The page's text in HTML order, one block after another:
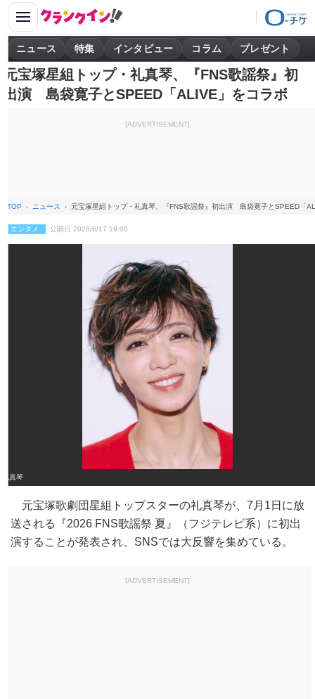
ニュース 特集 インタビュー コラム プレゼント
元宝塚星組トップ・礼真琴、『FNS歌謡祭』初
出演 島袋寛子とSPEED「ALIVE」をコラボ
[ADVERTISEMENT]
TOP ニュース 元宝塚星組トップ・礼真琴、『FNS歌謡祭』初出演 島袋寛子とSPEED「
エンタメ 公開日 2026/6/17 19:00
礼真琴
元宝塚歌劇団星組トップスターの礼真琴が、7月1日に放
送される『2026 FNS歌謡祭 夏』（フジテレビ系）に初出
演することが発表され、SNSでは大反響を集めている。
[ADVERTISEMENT]